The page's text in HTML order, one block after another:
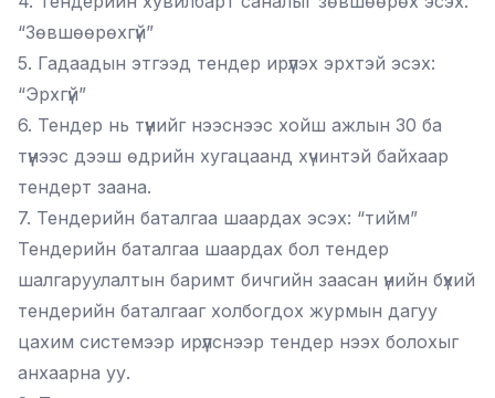
“Зөвшөөрөхгүй”
5. Гадаадын этгээд тендер ирүүлэх эрхтэй эсэх:
“Эрхгүй”
6. Тендер нь түүнийг нээснээс хойш ажлын 30 ба
түүнээс дээш өдрийн хугацаанд хүчинтэй байхаар
тендерт заана.
7. Тендерийн баталгаа шаардах эсэх: “тийм”
Тендерийн баталгаа шаардах бол тендер
шалгаруулалтын баримт бичгийн заасан үнийн бүхий
тендерийн баталгааг холбогдох журмын дагуу
цахим системээр ирүүлснээр тендер нээх болохыг
анхаарна уу.